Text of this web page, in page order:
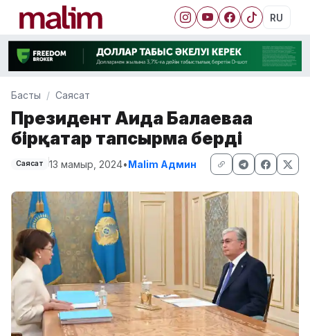
RU
Басты Саясат
Президент Аида Балаеваға
бірқатар тапсырма берді
Саясат 13 мамыр, 2024•Malim Админ